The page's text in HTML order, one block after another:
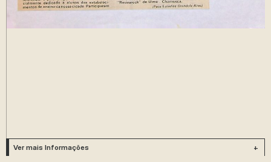
Ver mais Informações